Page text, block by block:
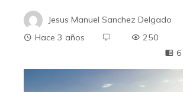
Jesus Manuel Sanchez Delgado
Hace 3 años
250